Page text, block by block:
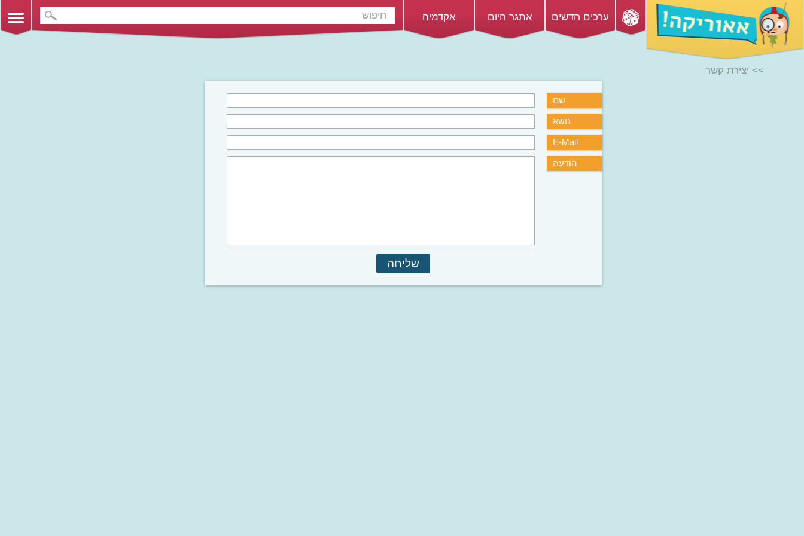
ערכים חדשים אתגר היום אקדמיה
>> יצירת קשר
שם
נושא
E-Mail
הודעה